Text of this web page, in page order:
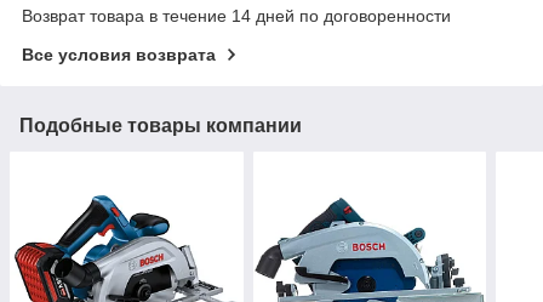
Возврат товара в течение 14 дней по договоренности
Все условия возврата
Подобные товары компании